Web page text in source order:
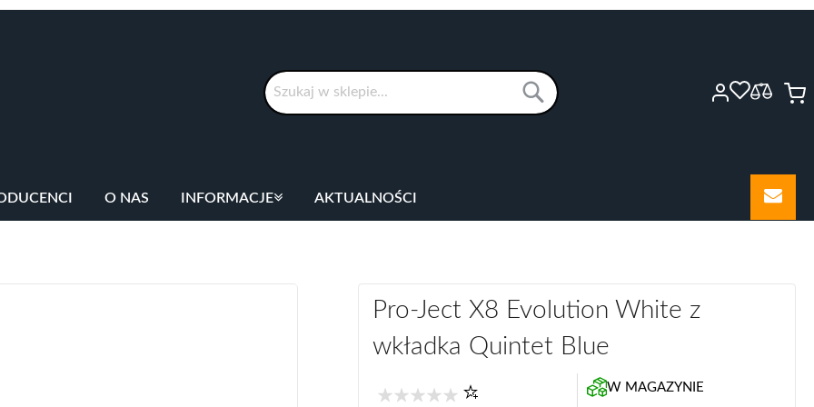
Szukaj
Szukaj
O NAS INFORMACJE AKTUALNOŚCI
Pro-Ject X8 Evolution White z
wkładka Quintet Blue
W MAGAZYNIE